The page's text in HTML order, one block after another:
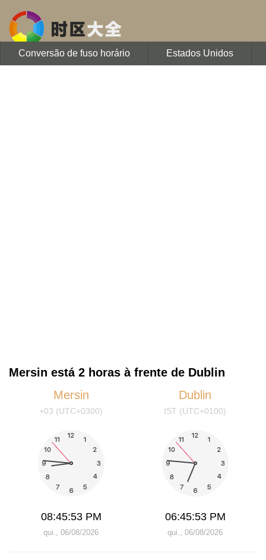
Conversão de fuso horário Estados Unidos
Mersin está 2 horas à frente de Dublin
Mersin
+03 (UTC+0300)
08:45:53 PM
qui., 06/08/2026
Dublin
IST (UTC+0100)
06:45:53 PM
qui., 06/08/2026